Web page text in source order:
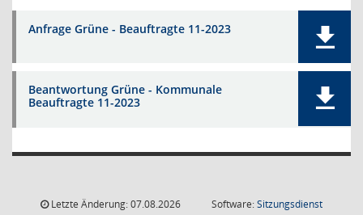
Anfrage Grüne - Beauftragte 11-2023
Beantwortung Grüne - Kommunale
Beauftragte 11-2023
Letzte Änderung: 07.08.2026
Software:Sitzungsdienst